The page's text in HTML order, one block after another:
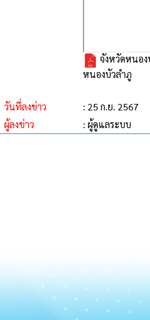
จังหวัดหนอง
หนองบัวลำภู
วันที่ลงข่าว
: 25 ก.ย. 2567
ผู้ลงข่าว
: ผู้ดูแลระบบ